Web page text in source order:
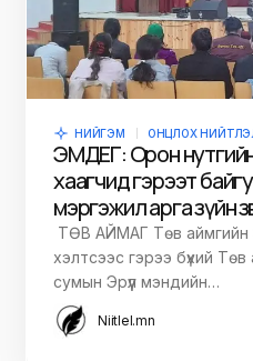
НИЙГЭМ ОНЦЛОХ
ЭМДЕГ: Орон
хаагчид гэрээт
мэргэжил арга зүйн
ТӨВ АЙМАГ Төв аймгийн
хэлтсээс гэрээ бүхий
сумын Эрүүл мэндийн…
Niitlel.mn